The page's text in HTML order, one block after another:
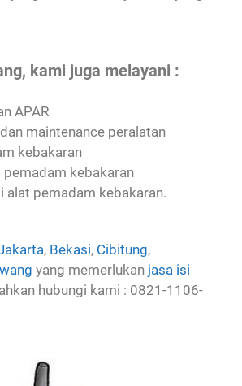
kami juga melayani :
APAR
maintenance peralatan
kebakaran
pemadam kebakaran
alat pemadam kebakaran.
, Bekasi, Cibitung,
yang memerlukan jasa isi
hubungi kami : 0821-1106-